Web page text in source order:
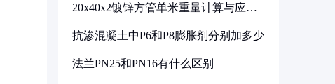
20x40x2镀锌方管单米重量计算与应用
抗渗混凝土中P6和P8膨胀剂分别加多少
法兰PN25和PN16有什么区别